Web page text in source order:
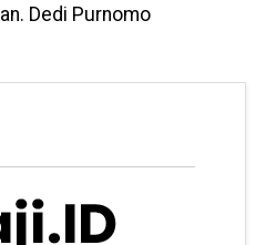
an. Dedi Purnomo